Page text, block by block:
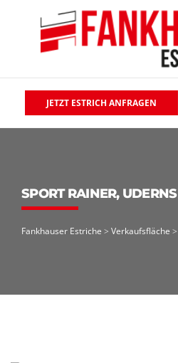
JETZT ESTRICH ANFRAGEN
SPORT RAINER, UDERNS
Fankhauser Estriche > Verkaufsfläche >